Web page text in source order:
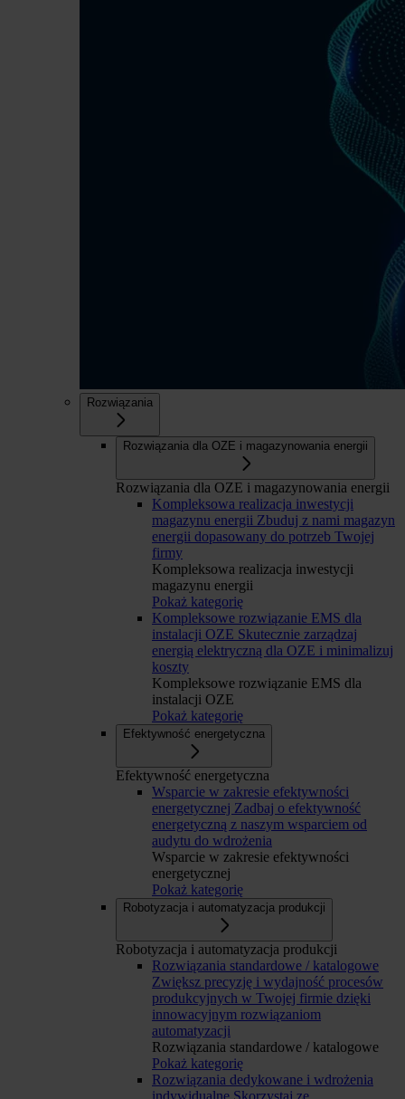
Rozwiązania
Rozwiązania dla OZE i magazynowania energii
Rozwiązania dla OZE i magazynowania energii
Kompleksowa realizacja inwestycji
magazynu energii Zbuduj z nami magazyn
energii dopasowany do potrzeb Twojej
firmy
Kompleksowa realizacja inwestycji
magazynu energii
Pokaż kategorię
Kompleksowe rozwiązanie EMS dla
instalacji OZE Skutecznie zarządzaj
energią elektryczną dla OZE i minimalizuj
koszty
Kompleksowe rozwiązanie EMS dla
instalacji OZE
Pokaż kategorię
Efektywność energetyczna
Efektywność energetyczna
Wsparcie w zakresie efektywności
energetycznej Zadbaj o efektywność
energetyczną z naszym wsparciem od
audytu do wdrożenia
Wsparcie w zakresie efektywności
energetycznej
Pokaż kategorię
Robotyzacja i automatyzacja produkcji
Robotyzacja i automatyzacja produkcji
Rozwiązania standardowe / katalogowe
Zwiększ precyzję i wydajność procesów
produkcyjnych w Twojej firmie dzięki
innowacyjnym rozwiązaniom
automatyzacji
Rozwiązania standardowe / katalogowe
Pokaż kategorię
Rozwiązania dedykowane i wdrożenia
indywidualne Skorzystaj ze